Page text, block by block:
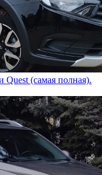
Quest (самая полная).